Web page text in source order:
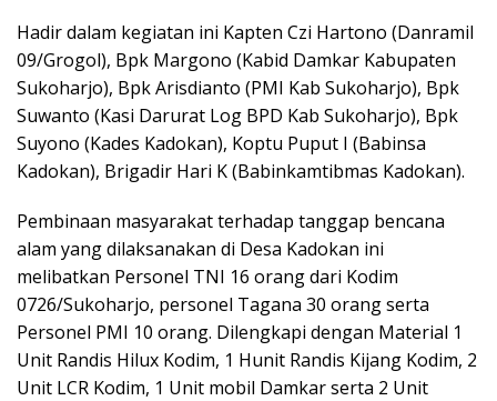
Hadir dalam kegiatan ini Kapten Czi Hartono (Danramil
09/Grogol), Bpk Margono (Kabid Damkar Kabupaten
Sukoharjo), Bpk Arisdianto (PMI Kab Sukoharjo), Bpk
Suwanto (Kasi Darurat Log BPD Kab Sukoharjo), Bpk
Suyono (Kades Kadokan), Koptu Puput I (Babinsa
Kadokan), Brigadir Hari K (Babinkamtibmas Kadokan).
Pembinaan masyarakat terhadap tanggap bencana
alam yang dilaksanakan di Desa Kadokan ini
melibatkan Personel TNI 16 orang dari Kodim
0726/Sukoharjo, personel Tagana 30 orang serta
Personel PMI 10 orang. Dilengkapi dengan Material 1
Unit Randis Hilux Kodim, 1 Hunit Randis Kijang Kodim, 2
Unit LCR Kodim, 1 Unit mobil Damkar serta 2 Unit